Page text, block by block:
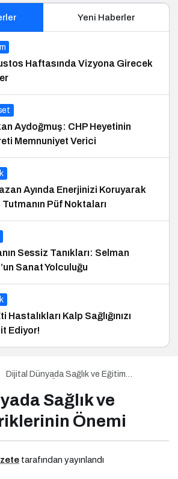
Yeni Haberler
Haftasında Vizyona Girecek
Aydoğmuş: CHP Heyetinin
Memnuniyet Verici
Ayında Enerjinizi Koruyarak
Püf Noktaları
Sessiz Tanıkları: Selman
Sanat Yolculuğu
Hastalıkları Kalp Sağlığınızı
Ediyor!
Dijital Dünyada Sağlık ve Eğitim
Sağlık ve
Önemi
tarafından yayınlandı